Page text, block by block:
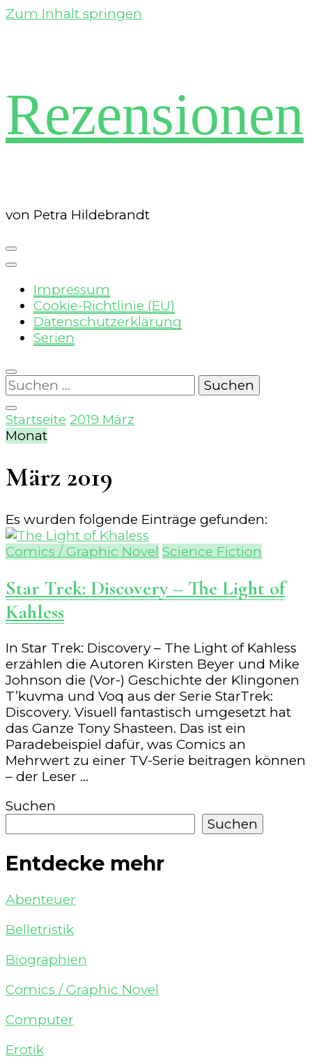
Zum Inhalt springen
Rezensionen
von Petra Hildebrandt
Impressum
Cookie-Richtlinie (EU)
Datenschutzerklärung
Serien
Suchen
nach:
Startseite 2019 März
Monat
März 2019
Es wurden folgende Einträge gefunden:
Comics / Graphic Novel Science Fiction
Star Trek: Discovery – The Light of
Kahless
In Star Trek: Discovery – The Light of Kahless
erzählen die Autoren Kirsten Beyer und Mike
Johnson die (Vor-) Geschichte der Klingonen
T’kuvma und Voq aus der Serie StarTrek:
Discovery. Visuell fantastisch umgesetzt hat
das Ganze Tony Shasteen. Das ist ein
Paradebeispiel dafür, was Comics an
Mehrwert zu einer TV-Serie beitragen können
– der Leser …
Suchen
Suchen
Entdecke mehr
Abenteuer
Belletristik
Biographien
Comics / Graphic Novel
Computer
Erotik